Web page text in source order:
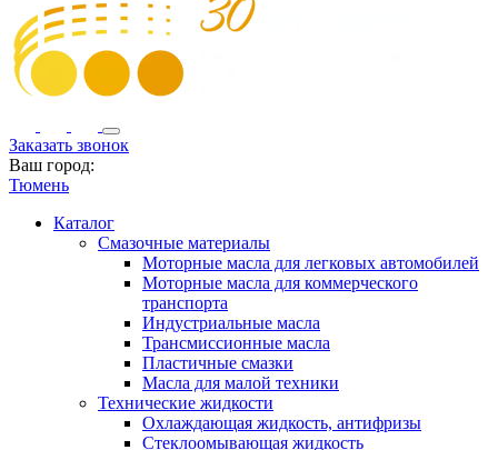
Заказать звонок
Ваш город:
Тюмень
Каталог
Смазочные материалы
Моторные масла для легковых автомобилей
Моторные масла для коммерческого
транспорта
Индустриальные масла
Трансмиссионные масла
Пластичные смазки
Масла для малой техники
Технические жидкости
Охлаждающая жидкость, антифризы
Стеклоомывающая жидкость